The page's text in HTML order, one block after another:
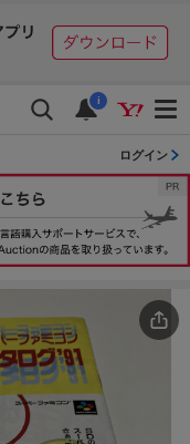
i
ログイン